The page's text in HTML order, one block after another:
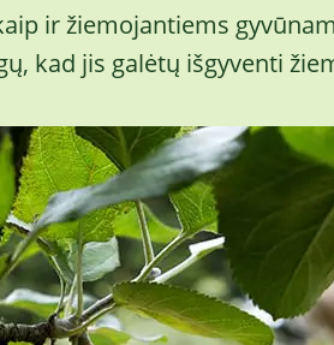
ir žiemojantiems
kad jis galėtų išgyventi